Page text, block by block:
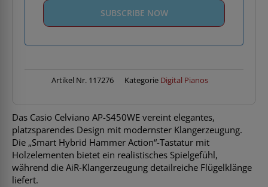
Artikel Nr. 117276 Kategorie Digital Pianos
Das Casio Celviano AP-S450WE vereint elegantes,
platzsparendes Design mit modernster Klangerzeugung.
Die „Smart Hybrid Hammer Action“-Tastatur mit
Holzelementen bietet ein realistisches Spielgefühl,
während die AiR-Klangerzeugung detailreiche Flügelklänge
liefert.